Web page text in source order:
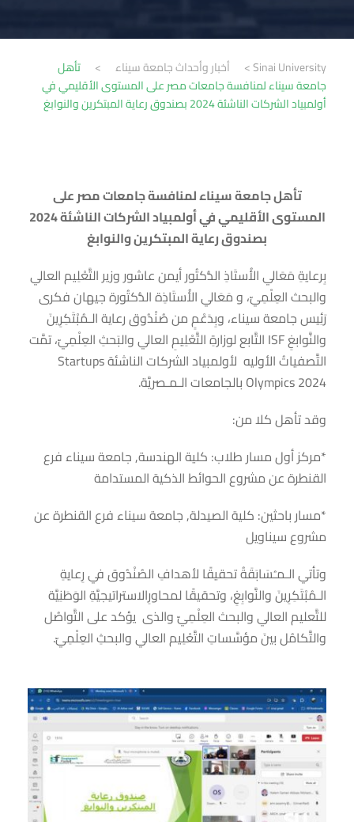
Sinai University
> أخبار وأحداث جامعة سيناء >
تأهل
جامعة سيناء لمنافسة جامعات مصر على المستوى الأقليمي في
أولمبياد الشركات الناشئة 2024 بصندوق رعاية المبتكرين والنوابغ
تأهل جامعة سيناء لمنافسة جامعات مصر على
المستوى الأقليمي في أولمبياد الشركات الناشئة 2024
بصندوق رعاية المبتكرين والنوابغ
بِرعايةِ مَعَالي الأُستَاذِ الدُّكتُور أيمن عاشور وزير التَّعْلِيم العالي
والبحث العِلْمِيّ، و مَعَالي الأُستَاذِة الدُّكتُورة جيهان فكرى
رَئِيس جامعة سيناء، وبِدَعْمٍ من صُنْدُوق رعاية الـمُبْتَكِرِينَ
والنَّوابغِ ISF التَّابع لوزارةِ التَّعْلِيمِ العالي والبَحثِ العِلْمِيّ، تمَّت
التَّصفياتُ الأوليه لأولمبياد الشركات الناشئة Startups
Olympics 2024 بالجامعات الـمـصريَّة.
وقد تأهل كلا من:
*مركز أول مسار طلاب: كلية الهندسة, جامعة سيناء فرع
القنطرة عن مشروع الحوائط الذكية المستدامة
*مسار باحثين: كلية الصيدلة, جامعة سيناء فرع القنطرة عن
مشروع سيناويل
وتأتي الـمـُسَابَقَةُ تحقيقًا لأهدافِ الصُنْدُوق في رِعايةِ
الـمُبْتَكِرِينَ والنَّوابِغِ، وتحقيقًا لمحاورِالاستراتيجيَّةِ الوَطَنِيَّة
للتَّعليم العالي والبحث العِلْمِيّ والذى يؤكد على التَّواصُل
والتَّكامُل بينَ مؤسَّساتِ التَّعْلِيم العالي والبحثِ العِلْمِيّ.